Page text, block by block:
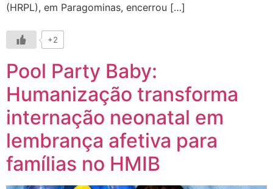
(HRPL), em Paragominas, encerrou […]
+2
Pool Party Baby:
Humanização transforma
internação neonatal em
lembrança afetiva para
famílias no HMIB